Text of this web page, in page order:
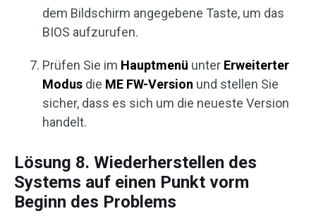
dem Bildschirm angegebene Taste, um das
BIOS aufzurufen.
Prüfen Sie im Hauptmenü unter Erweiterter
Modus die ME FW-Version und stellen Sie
sicher, dass es sich um die neueste Version
handelt.
Lösung 8. Wiederherstellen des
Systems auf einen Punkt vorm
Beginn des Problems